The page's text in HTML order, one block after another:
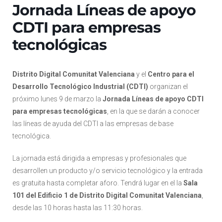
Jornada Líneas de apoyo
CDTI para empresas
tecnológicas
Distrito Digital Comunitat Valenciana y el Centro para el
Desarrollo Tecnológico Industrial (CDTI) organizan el
próximo lunes 9 de marzo la Jornada Líneas de apoyo CDTI
para empresas tecnológicas , en la que se darán a conocer
las líneas de ayuda del CDTI a las empresas de base
tecnológica.
La jornada está dirigida a empresas y profesionales que
desarrollen un producto y/o servicio tecnológico y la entrada
es gratuita hasta completar aforo. Tendrá lugar en el la Sala
101 del Edificio 1 de Distrito Digital Comunitat Valenciana
desde las 10 horas hasta las 11:30 horas.